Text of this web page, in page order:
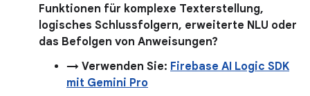
Funktionen für komplexe Texterstellung,
logisches Schlussfolgern, erweiterte NLU oder
das Befolgen von Anweisungen?
→ Verwenden Sie: Firebase AI Logic SDK
mit Gemini Pro